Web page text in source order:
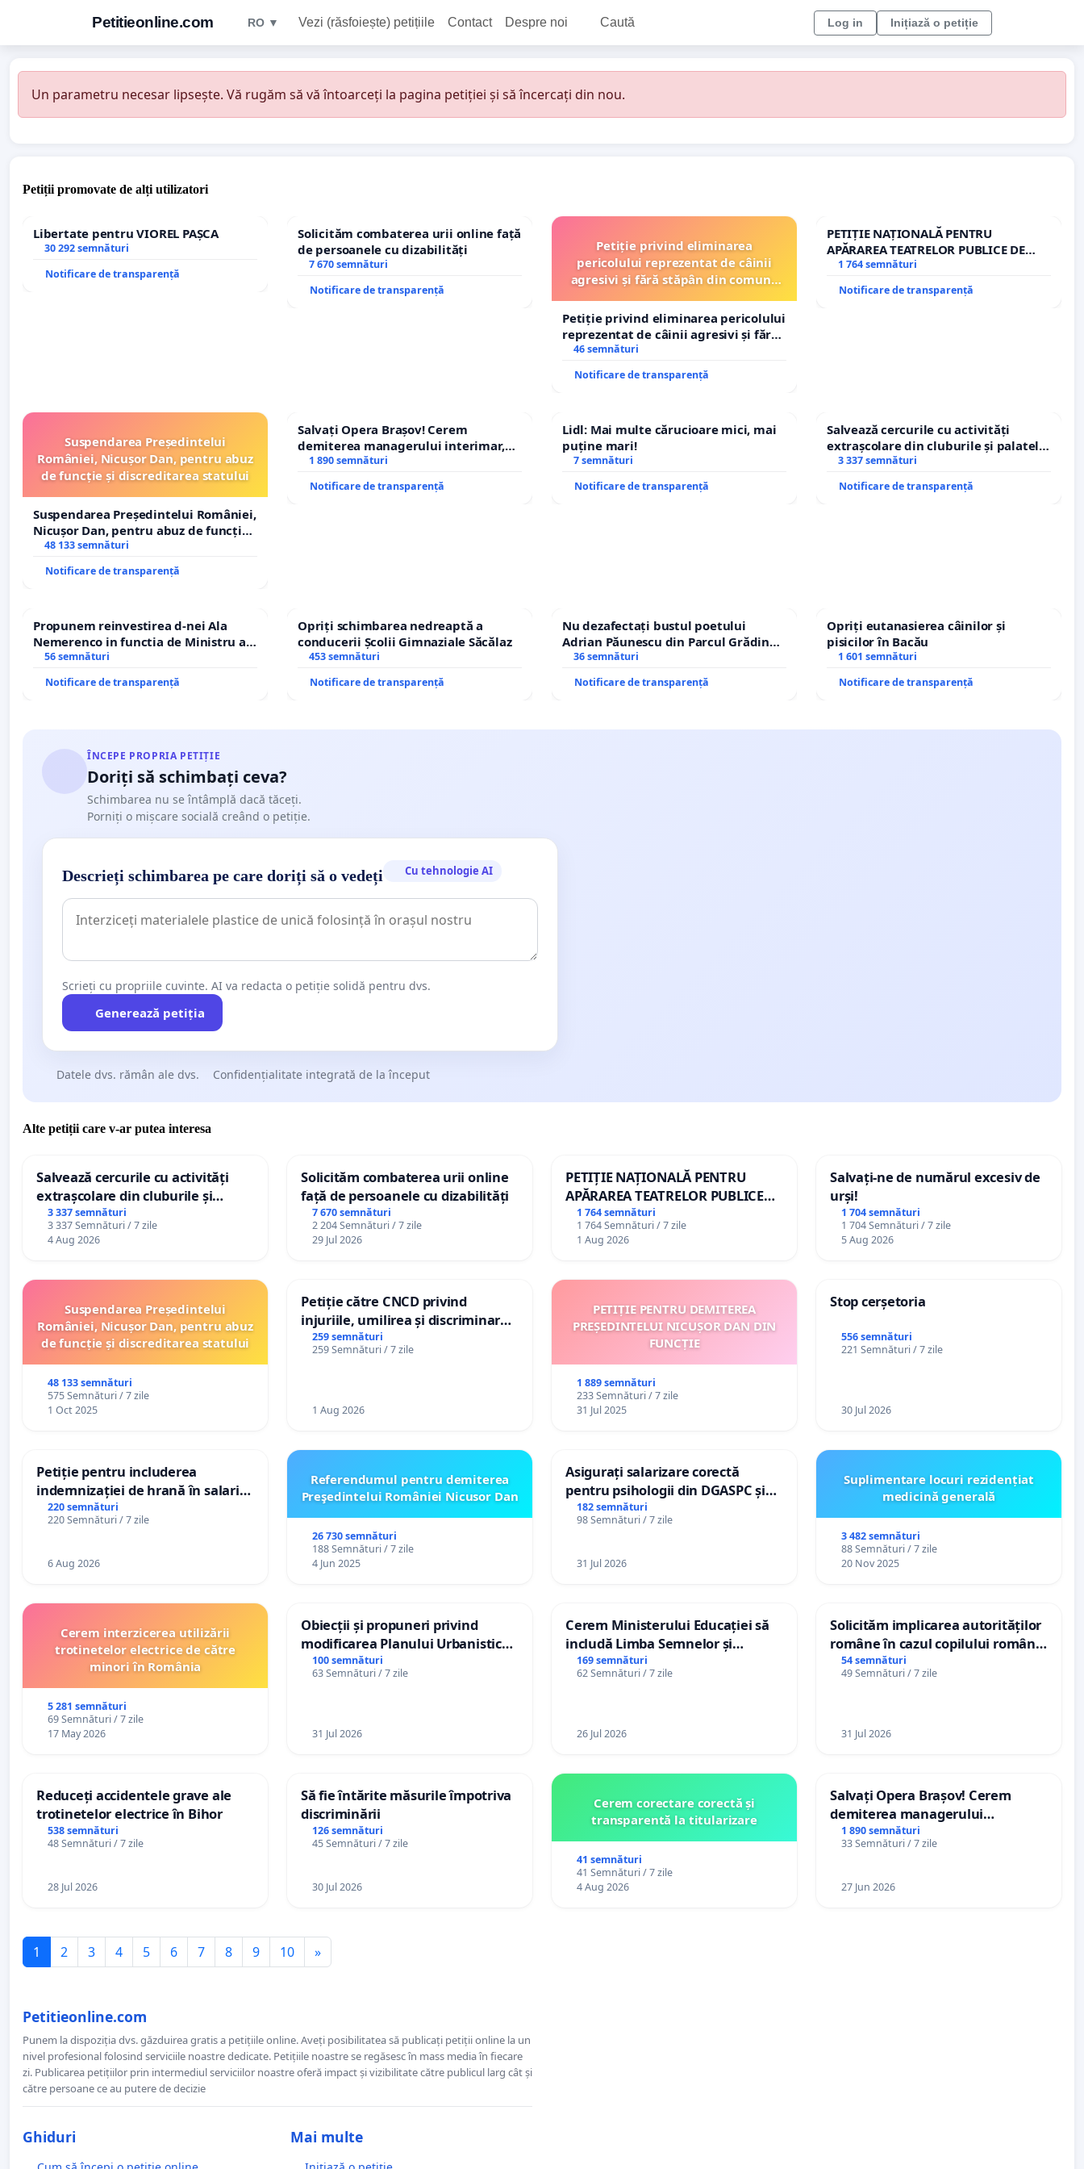
Petitieonline.com RO ▼ Vezi (răsfoiește) petițiile Contact Despre noi Caută Log in Inițiază o petiție
Un parametru necesar lipsește. Vă rugăm să vă întoarceți la pagina petiției și să încercați din nou.
Petiții promovate de alți utilizatori
Libertate pentru VIOREL PAȘCA
30 292 semnături
Notificare de transparență
Solicităm combaterea urii online față
de persoanele cu dizabilități
7 670 semnături
Notificare de transparență
Petiție privind eliminarea
pericolului reprezentat de câinii
agresivi și fără stăpân din comuna
Petiție privind eliminarea pericolului
reprezentat de câinii agresivi și fără
stăpân din comuna Tunari
46 semnături
Notificare de transparență
PETIȚIE NAȚIONALĂ PENTRU
APĂRAREA TEATRELOR PUBLICE DE
REPERTORIU DIN ROMÂNIA
1 764 semnături
Notificare de transparență
Suspendarea Președintelui
României, Nicușor Dan, pentru abuz
de funcție și discreditarea statului
Suspendarea Președintelui României,
Nicușor Dan, pentru abuz de funcție
și discreditarea statului
48 133 semnături
Notificare de transparență
Salvați Opera Brașov! Cerem
demiterea managerului interimar,
Petrean Lucian-Marius!
1 890 semnături
Notificare de transparență
Lidl: Mai multe cărucioare mici, mai
puține mari!
7 semnături
Notificare de transparență
Salvează cercurile cu activități
extrașcolare din cluburile și palatele
copiilor
3 337 semnături
Notificare de transparență
Propunem reinvestirea d-nei Ala
Nemerenco in functia de Ministru al
Sanatatii
56 semnături
Notificare de transparență
Opriți schimbarea nedreaptă a
conducerii Școlii Gimnaziale Săcălaz
453 semnături
Notificare de transparență
Nu dezafectați bustul poetului
Adrian Păunescu din Parcul Grădina
Icoanei! Stop cenzurii culturale!
36 semnături
Notificare de transparență
Opriți eutanasierea câinilor și
pisicilor în Bacău
1 601 semnături
Notificare de transparență
ÎNCEPE PROPRIA PETIȚIE
Doriți să schimbați ceva?
Schimbarea nu se întâmplă dacă tăceți.
Porniți o mișcare socială creând o petiție.
Descrieți schimbarea pe care doriți să o vedeți Cu tehnologie AI
Scrieți cu propriile cuvinte. AI va redacta o petiție solidă pentru dvs.
Generează petiția
Datele dvs. rămân ale dvs. Confidențialitate integrată de la început
Alte petiții care v-ar putea interesa
Salvează cercurile cu activități
extrașcolare din cluburile și
palatele copiilor
3 337 semnături
3 337 Semnături / 7 zile
4 Aug 2026
Solicităm combaterea urii online
față de persoanele cu dizabilități
7 670 semnături
2 204 Semnături / 7 zile
29 Jul 2026
PETIȚIE NAȚIONALĂ PENTRU
APĂRAREA TEATRELOR PUBLICE
DE REPERTORIU DIN ROMÂNIA
1 764 semnături
1 764 Semnături / 7 zile
1 Aug 2026
Salvați-ne de numărul excesiv de
urși!
1 704 semnături
1 704 Semnături / 7 zile
5 Aug 2026
Suspendarea Președintelui
României, Nicușor Dan, pentru abuz
de funcție și discreditarea statului
48 133 semnături
575 Semnături / 7 zile
1 Oct 2025
Petiție către CNCD privind
injuriile, umilirea și discriminarea
persoanelor cu dizabilități de
către utilizatorul TikTok „Gorici”
259 semnături
259 Semnături / 7 zile
1 Aug 2026
PETIȚIE PENTRU DEMITEREA
PREȘEDINTELUI NICUȘOR DAN DIN
FUNCȚIE
1 889 semnături
233 Semnături / 7 zile
31 Jul 2025
Stop cerșetoria
556 semnături
221 Semnături / 7 zile
30 Jul 2026
Petiție pentru includerea
indemnizației de hrană în salariul
de bază și protejarea gradațiilor
de vechime pentru asistenții
220 semnături
220 Semnături / 7 zile
6 Aug 2026
Referendumul pentru demiterea
Preşedintelui României Nicusor Dan
26 730 semnături
188 Semnături / 7 zile
4 Jun 2025
Asigurați salarizare corectă
pentru psihologii din DGASPC și
spitale
182 semnături
98 Semnături / 7 zile
31 Jul 2026
Suplimentare locuri rezidențiat
medicină generală
3 482 semnături
88 Semnături / 7 zile
20 Nov 2025
Cerem interzicerea utilizării
trotinetelor electrice de către
minori în România
5 281 semnături
69 Semnături / 7 zile
17 May 2026
Obiecții și propuneri privind
modificarea Planului Urbanistic
General al orașului Ialoveni
100 semnături
63 Semnături / 7 zile
31 Jul 2026
Cerem Ministerului Educației să
includă Limba Semnelor și
alfabetul Braille în școlile din
Republica Moldova!
169 semnături
62 Semnături / 7 zile
26 Jul 2026
Solicităm implicarea autorităților
române în cazul copilului român
Wiliam Kristian Gheorghe, aflat în
plasament în Danemarca de 12
54 semnături
49 Semnături / 7 zile
31 Jul 2026
Reduceți accidentele grave ale
trotinetelor electrice în Bihor
538 semnături
48 Semnături / 7 zile
28 Jul 2026
Să fie întărite măsurile împotriva
discriminării
126 semnături
45 Semnături / 7 zile
30 Jul 2026
Cerem corectare corectă și
transparentă la titularizare
41 semnături
41 Semnături / 7 zile
4 Aug 2026
Salvați Opera Brașov! Cerem
demiterea managerului
interimar, Petrean Lucian-Marius!
1 890 semnături
33 Semnături / 7 zile
27 Jun 2026
1 2 3 4 5 6 7 8 9 10 »
Petitieonline.com
Punem la dispoziția dvs. găzduirea gratis a petițiile online. Aveți posibilitatea să publicați petiții online la un
nivel profesional folosind serviciile noastre dedicate. Petițiile noastre se regăsesc în mass media în fiecare
zi. Publicarea petițiilor prin intermediul serviciilor noastre oferă impact și vizibilitate către publicul larg cât și
către persoane ce au putere de decizie
Ghiduri Mai multe